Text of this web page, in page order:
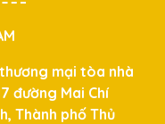
mại tòa nhà
đường Mai Chí
Thành phố Thủ